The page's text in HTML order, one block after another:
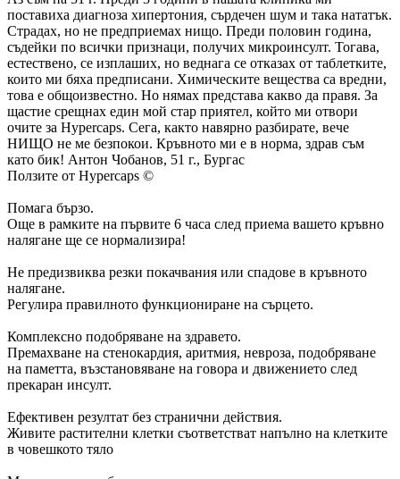
поставиха диагноза хипертония, сърдечен шум и така нататък.
Страдах, но не предприемах нищо. Преди половин година,
съдейки по всички признаци, получих микроинсулт. Тогава,
естествено, се изплаших, но веднага се отказах от таблетките,
които ми бяха предписани. Химическите вещества са вредни,
това е общоизвестно. Но нямах представа какво да правя. За
щастие срещнах един мой стар приятел, който ми отвори
очите за Hypercaps. Сега, както навярно разбирате, вече
НИЩО не ме безпокои. Кръвното ми е в норма, здрав съм
като бик! Антон Чобанов, 51 г., Бургас
Ползите от Hypercaps ©
Помага бързо.
Още в рамките на първите 6 часа след приема вашето кръвно
налягане ще се нормализира!
Не предизвиква резки покачвания или спадове в кръвното
налягане.
Регулира правилното функциониране на сърцето.
Комплексно подобряване на здравето.
Премахване на стенокардия, аритмия, невроза, подобряване
на паметта, възстановяване на говора и движението след
прекаран инсулт.
Ефективен резултат без странични действия.
Живите растителни клетки съответстват напълно на клетките
в човешкото тяло